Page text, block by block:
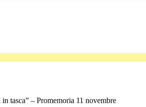
in tasca” – Promemoria 11 novembre